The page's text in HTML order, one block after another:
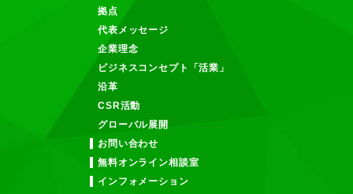
拠点
代表メッセージ
企業理念
ビジネスコンセプト「活業」
沿革
CSR活動
グローバル展開
お問い合わせ
無料オンライン相談室
インフォメーション